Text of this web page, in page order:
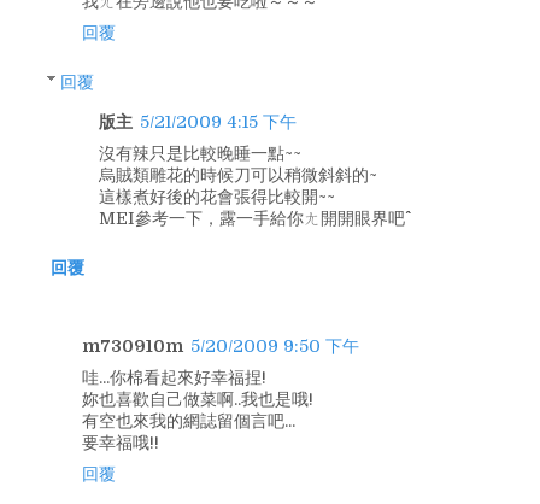
回覆
回覆
版主 5/21/2009 4:15 下午
沒有辣只是比較晚睡一點~~
烏賊類雕花的時候刀可以稍微斜斜的~
這樣煮好後的花會張得比較開~~
MEI參考一下，露一手給你ㄤ開開眼界吧^^
回覆
m730910m 5/20/2009 9:50 下午
哇...你棉看起來好幸福捏!
妳也喜歡自己做菜啊..我也是哦!
有空也來我的網誌留個言吧...
要幸福哦!!
回覆